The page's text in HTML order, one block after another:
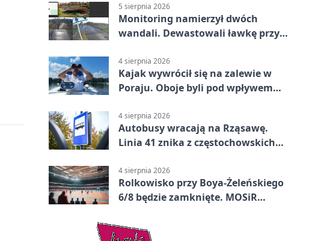
5 sierpnia 2026
Monitoring namierzył dwóch
wandali. Dewastowali ławkę przy
4 sierpnia 2026
Kajak wywrócił się na zalewie w
Poraju. Oboje byli pod wpływem
4 sierpnia 2026
Autobusy wracają na Rząsawę.
Linia 41 znika z częstochowskich
4 sierpnia 2026
Rolkowisko przy Boya-Żeleńskiego
6/8 będzie zamknięte. MOSiR